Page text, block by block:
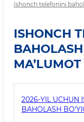
Ishonch telefonini
ISHONCH
MA’LUMOT
2026-YIL UCHUN
BAHOLASH